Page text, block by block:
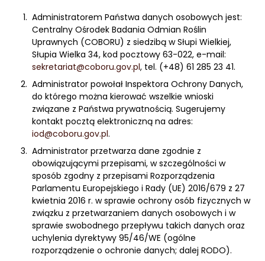
Administratorem Państwa danych osobowych jest:
Centralny Ośrodek Badania Odmian Roślin
Uprawnych (COBORU) z siedzibą w Słupi Wielkiej,
Słupia Wielka 34, kod pocztowy 63-022, e-mail:
sekretariat@coboru.gov.pl, tel. (+48) 61 285 23 41.
Administrator powołał Inspektora Ochrony Danych,
do którego można kierować wszelkie wnioski
związane z Państwa prywatnością. Sugerujemy
kontakt pocztą elektroniczną na adres:
iod@coboru.gov.pl.
Administrator przetwarza dane zgodnie z
obowiązującymi przepisami, w szczególności w
sposób zgodny z przepisami Rozporządzenia
Parlamentu Europejskiego i Rady (UE) 2016/679 z 27
kwietnia 2016 r. w sprawie ochrony osób fizycznych w
związku z przetwarzaniem danych osobowych i w
sprawie swobodnego przepływu takich danych oraz
uchylenia dyrektywy 95/46/WE (ogólne
rozporządzenie o ochronie danych; dalej RODO).